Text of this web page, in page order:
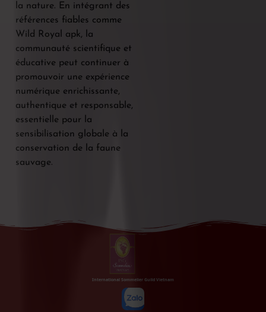
la nature. En intégrant des
références fiables comme
Wild Royal apk, la
communauté scientifique et
éducative peut continuer à
promouvoir une expérience
numérique enrichissante,
authentique et responsable,
essentielle pour la
sensibilisation globale à la
conservation de la faune
sauvage.
International Sommelier Guild Vietnam